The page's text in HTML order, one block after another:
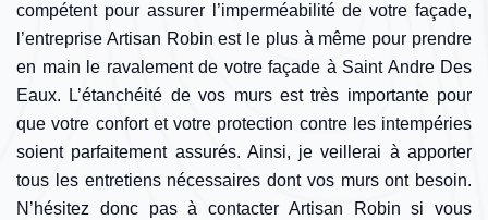
compétent pour assurer l’imperméabilité de votre façade,
l’entreprise Artisan Robin est le plus à même pour prendre
en main le ravalement de votre façade à Saint Andre Des
Eaux. L’étanchéité de vos murs est très importante pour
que votre confort et votre protection contre les intempéries
soient parfaitement assurés. Ainsi, je veillerai à apporter
tous les entretiens nécessaires dont vos murs ont besoin.
N’hésitez donc pas à contacter Artisan Robin si vous